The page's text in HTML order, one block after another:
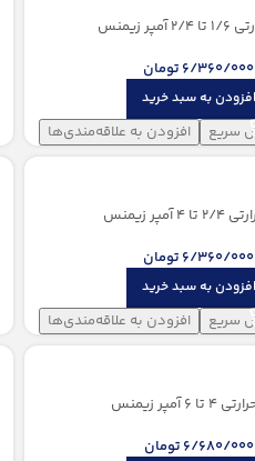
زیمنس
6/360/000 تومان
افزودن به سبد خرید
سریع افزودن به علاقه‌مندی‌ها
آمپر زیمنس
6/360/000 تومان
افزودن به سبد خرید
سریع افزودن به علاقه‌مندی‌ها
6 آمپر زیمنس
6/680/000 تومان